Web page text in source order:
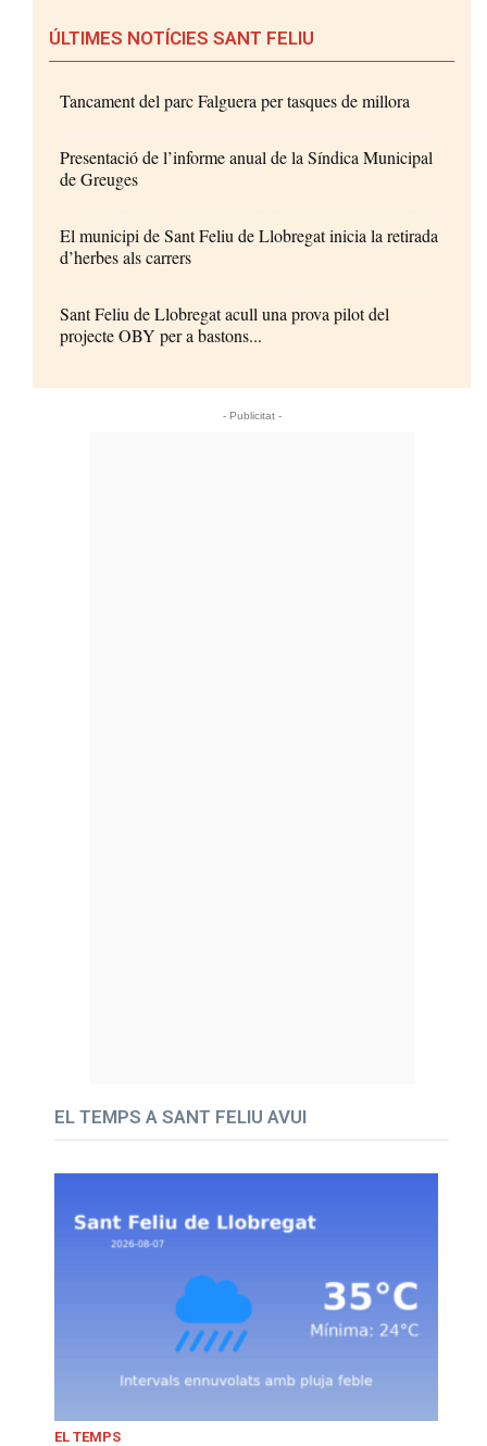
ÚLTIMES NOTÍCIES SANT FELIU
Tancament del parc Falguera per tasques de millora
Presentació de l’informe anual de la Síndica Municipal
de Greuges
El municipi de Sant Feliu de Llobregat inicia la retirada
d’herbes als carrers
Sant Feliu de Llobregat acull una prova pilot del
projecte OBY per a bastons...
- Publicitat -
EL TEMPS A SANT FELIU AVUI
EL TEMPS